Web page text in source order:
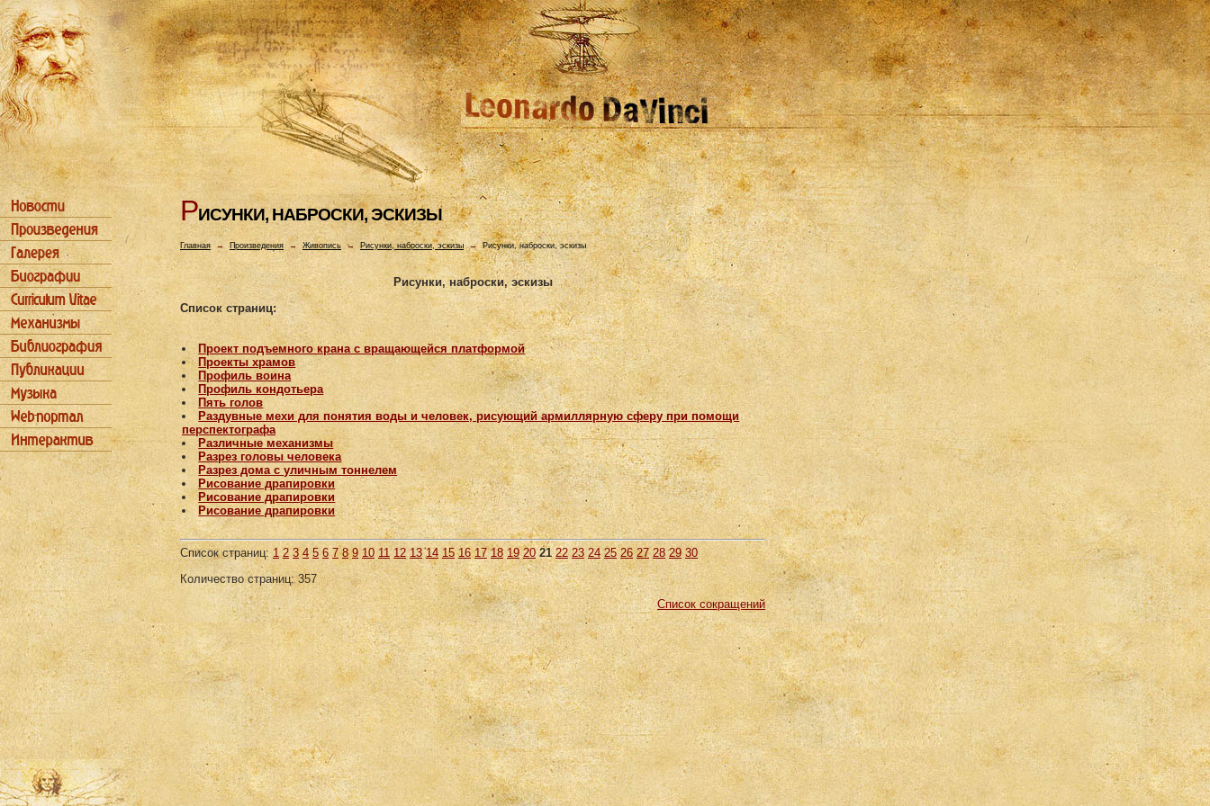
РИСУHКИ, HАБРОСКИ, ЭСКИЗЫ
Главная→ Произведения → Живопись → Рисунки, наброски, эскизы →Рисунки, наброски, эскизы
Рисунки, наброски, эскизы
Список страниц:
Проект подъемного крана с вращающейся платформой
Проекты храмов
Профиль воина
Профиль кондотьера
Пять голов
Раздувные мехи для понятия воды и человек, рисующий армиллярную сферу при помощи
перспектографа
Различные механизмы
Разрез головы человека
Разрез дома с уличным тоннелем
Рисование драпировки
Рисование драпировки
Рисование драпировки
Список страниц: 1 2 3 4 5 6 7 8 9 10 11 12 13 14 15 16 17 18 19 20 21 22 23 24 25 26 27 28 29 30
Количество страниц: 357
Список сокращений